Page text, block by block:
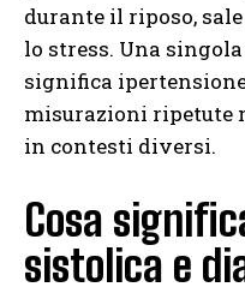
durante il riposo,
lo stress. Una
significa
misurazioni ripetute
in contesti diversi.
Cosa
sistolica e